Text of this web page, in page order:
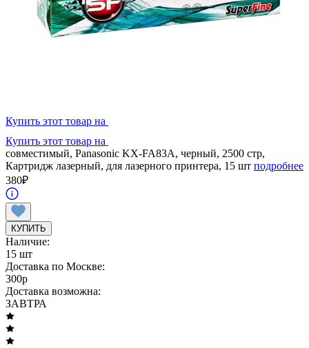
Купить этот товар на
Купить этот товар на
совместимый, Panasonic KX-FA83A, черный, 2500 стр,
Картридж лазерный, для лазерного принтера, 15 шт подробнее
380₽
КУПИТЬ
Наличие:
15 шт
Доставка по Москве:
300p
Доставка возможна:
ЗАВТРА